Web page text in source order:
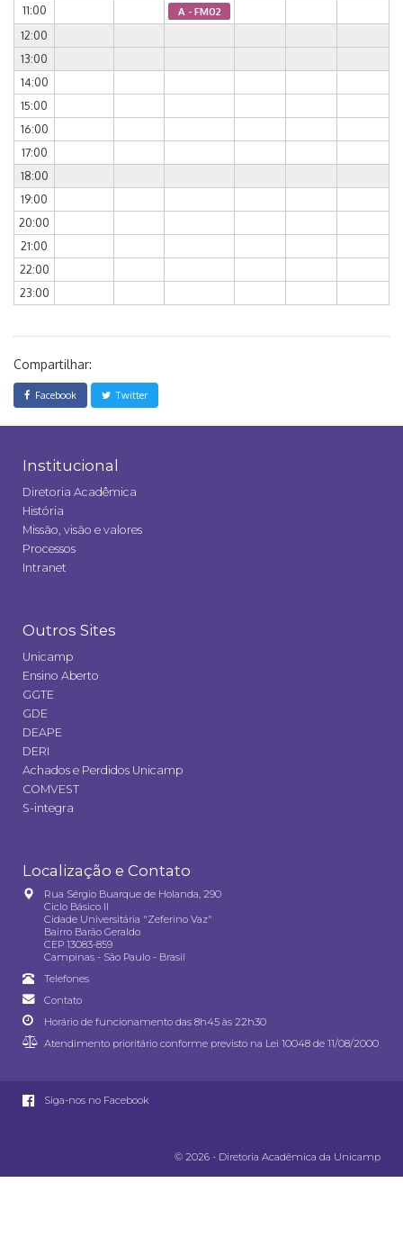
11:00 A - FM02
12:00
13:00
14:00
15:00
16:00
17:00
18:00
19:00
20:00
21:00
22:00
23:00
Compartilhar:
Facebook Twitter
Institucional
Diretoria Acadêmica
História
Missão, visão e valores
Processos
Intranet
Outros Sites
Unicamp
Ensino Aberto
GGTE
GDE
DEAPE
DERI
Achados e Perdidos Unicamp
COMVEST
S-integra
Localização e Contato
Rua Sérgio Buarque de Holanda, 290
Ciclo Básico II
Cidade Universitária "Zeferino Vaz"
Bairro Barão Geraldo
CEP 13083-859
Campinas - São Paulo - Brasil
Telefones
Contato
Horário de funcionamento das 8h45 às 22h30
Atendimento prioritário conforme previsto na Lei 10048 de 11/08/2000
Siga-nos no Facebook
© 2026 - Diretoria Acadêmica da Unicamp